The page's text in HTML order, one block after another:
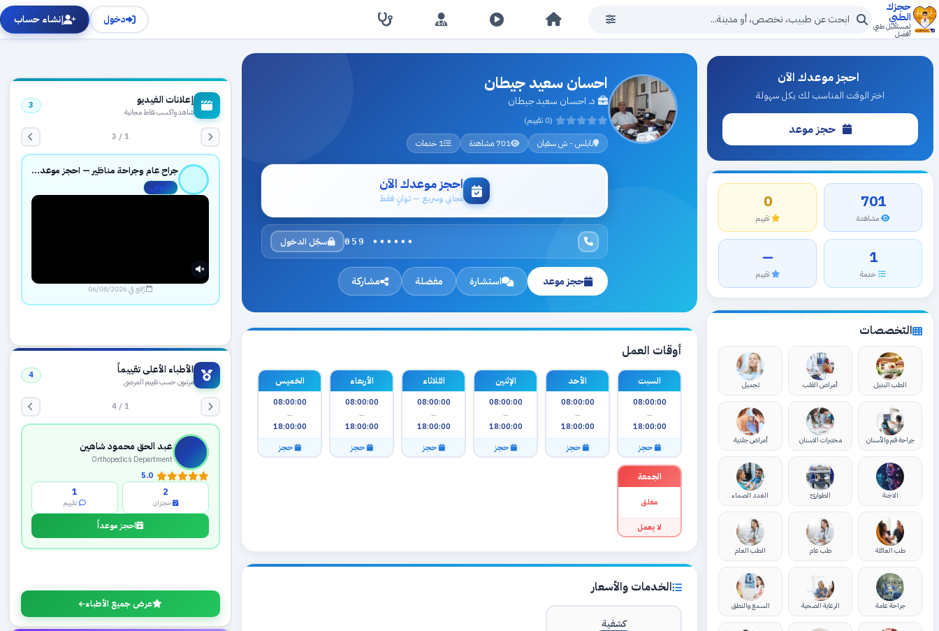
حجزك
الطبي
لمستقبل طبي
أفضل
دخول إنشاء حساب
احجز موعدك الآن
اختر الوقت المناسب لك بكل سهولة
حجز موعد
701
مشاهدة
0
تقييم
1
خدمة
—
تقييم
التخصصات
الطب البديل أمراض القلب تجميل
جراحة فم والأسنان مختبرات الاسنان أمراض جلدية
الاجنة الطوارئ الغدد الصماء
طب العائلة طب عام الطب العام
جراحة عامة الرعاية الصحية السمع والنطق
احسان سعيد جيطان
د. احسان سعيد جيطان
(0 تقييم)
نابلس - ش سفيان
701 مشاهدة 1 خدمات
احجز موعدك الآن
مجاني وسريع — ثوانٍ فقط
059 •••••• سجّل الدخول
حجز موعد استشارة مفضلة مشاركة
أوقات العمل
السبت
08:00:00
—
18:00:00
حجز
الأحد
08:00:00
—
18:00:00
حجز
الإثنين
08:00:00
—
18:00:00
حجز
الثلاثاء
08:00:00
—
18:00:00
حجز
الأربعاء
08:00:00
—
18:00:00
حجز
الخميس
08:00:00
—
18:00:00
حجز
الجمعة
مغلق
لا يعمل
الخدمات والأسعار
كشفية
إعلانات الفيديو
شاهد واكسب نقاط مجانية
3
1 / 3
جراح عام وجراحة مناظير — احجز موعدك بثقة عبر حجزك الطبي
مفعّل
رُفع في 06/08/2026
الأطباء الأعلى تقييماً
مرتبون حسب تقييم المرضى
4
1 / 4
عبد الحق محمود شاهين
Orthopedics Department
5.0
2
حجزان
1
تقييم
احجز موعداً
عرض جميع الأطباء